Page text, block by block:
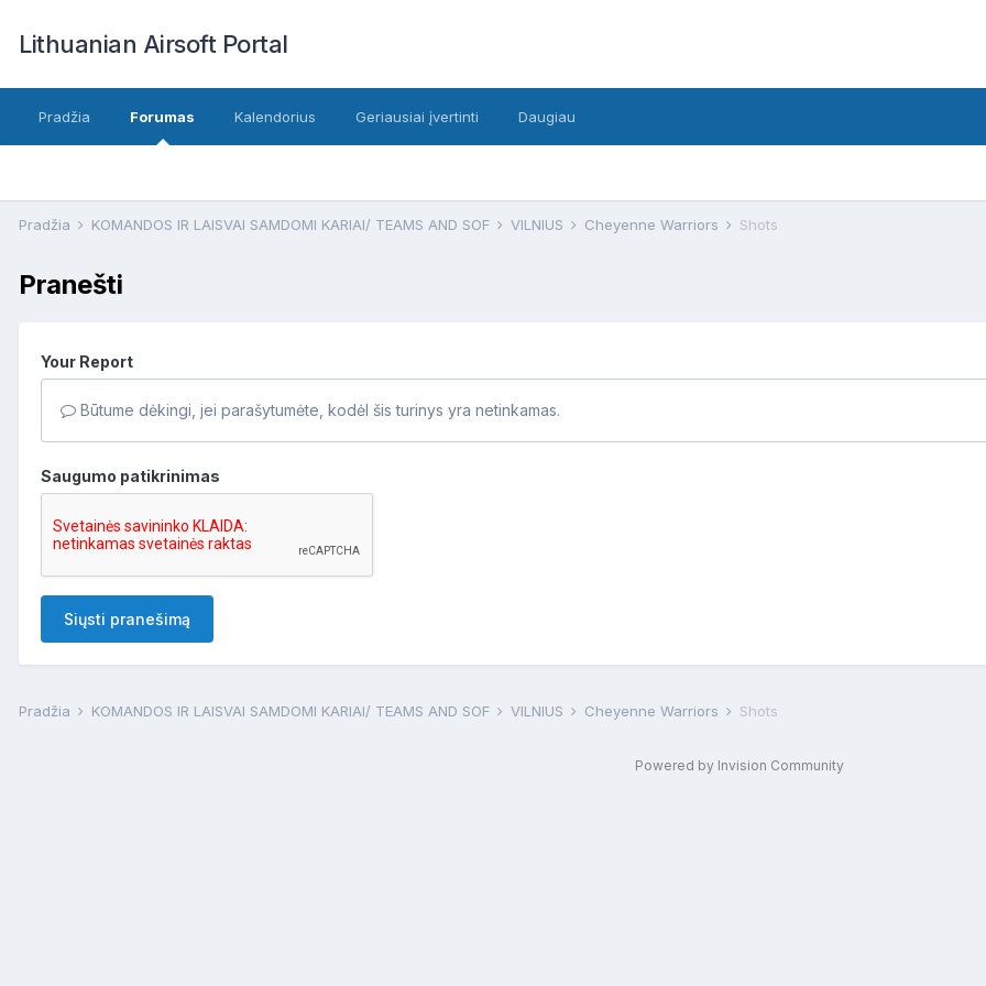
Lithuanian Airsoft Portal
Pradžia Forumas Kalendorius Geriausiai įvertinti Daugiau
Pradžia KOMANDOS IR LAISVAI SAMDOMI KARIAI/ TEAMS AND SOF VILNIUS Cheyenne Warriors Shots
Pranešti
Your Report
Būtume dėkingi, jei parašytumėte, kodėl šis turinys yra netinkamas.
Saugumo patikrinimas
Siųsti pranešimą
Pradžia KOMANDOS IR LAISVAI SAMDOMI KARIAI/ TEAMS AND SOF VILNIUS Cheyenne Warriors Shots
Powered by Invision Community